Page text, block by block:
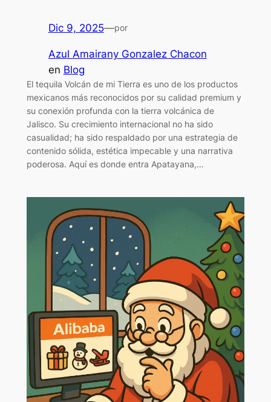
Dic 9, 2025—por
Azul Amairany Gonzalez Chacon
en Blog
El tequila Volcán de mi Tierra es uno de los productos
mexicanos más reconocidos por su calidad premium y
su conexión profunda con la tierra volcánica de
Jalisco. Su crecimiento internacional no ha sido
casualidad; ha sido respaldado por una estrategia de
contenido sólida, estética impecable y una narrativa
poderosa. Aquí es donde entra Apatayana,…